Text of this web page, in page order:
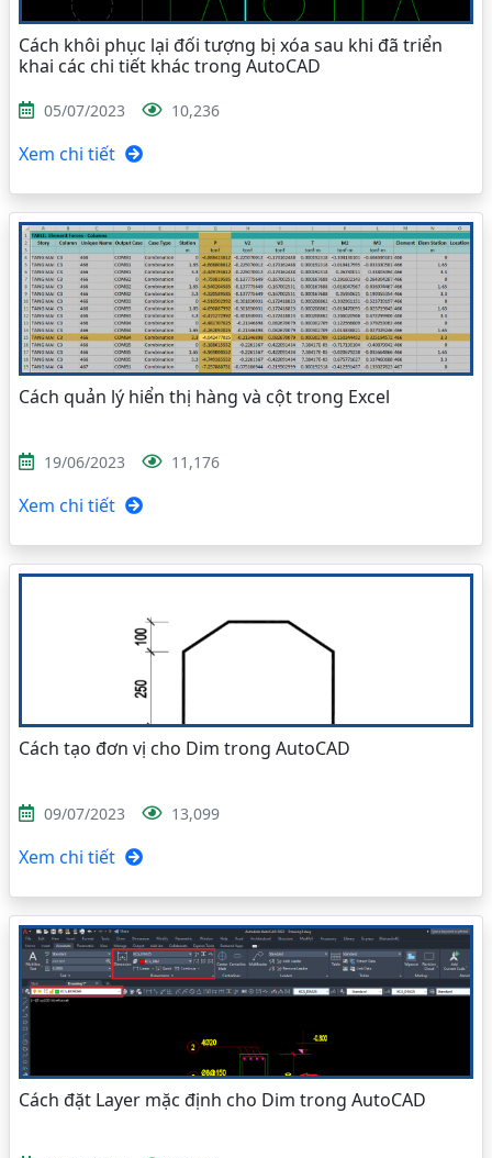
Cách khôi phục lại đối tượng bị xóa sau khi đã triển
khai các chi tiết khác trong AutoCAD
05/07/2023 10,236
Xem chi tiết
Cách quản lý hiển thị hàng và cột trong Excel
19/06/2023 11,176
Xem chi tiết
Cách tạo đơn vị cho Dim trong AutoCAD
09/07/2023 13,099
Xem chi tiết
Cách đặt Layer mặc định cho Dim trong AutoCAD